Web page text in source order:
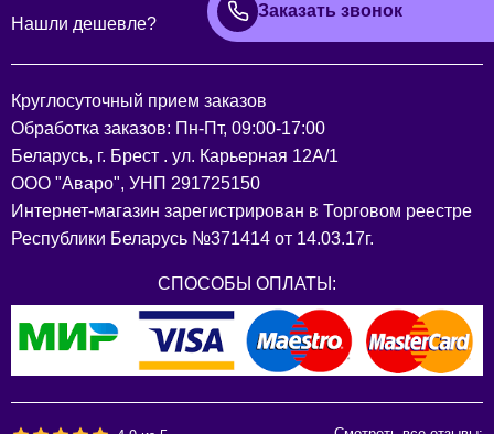
Нашли дешевле?
Заказать звонок
Круглосуточный прием заказов
Обработка заказов: Пн-Пт, 09:00-17:00
Беларусь, г. Брест . ул. Карьерная 12А/1
ООО "Аваро", УНП 291725150
Интернет-магазин зарегистрирован в Торговом реестре
Республики Беларусь №371414 от 14.03.17г.
СПОСОБЫ ОПЛАТЫ: